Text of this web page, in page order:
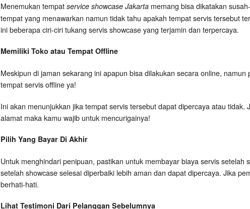
Menemukan tempat service showcase Jakarta memang bisa dikatakan
tempat yang menawarkan namun tidak tahu apakah tempat servis tersebut
ini beberapa ciri-ciri tukang servis showcase yang terjamin dan terpercaya.
Memiliki Toko atau Tempat Offline
Meskipun di jaman sekarang ini apapun bisa dilakukan secara online,
tempat servis offline ya!
Ini akan menunjukkan jika tempat servis tersebut dapat dipercaya atau
alamat maka kamu wajib untuk mencurigainya!
Pilih Yang Bayar Di Akhir
Untuk menghindari penipuan, pastikan untuk membayar biaya servis
setelah showcase selesai diperbaiki lebih aman dan dapat dipercaya. Jika
berhati-hati.
Lihat Testimoni Dari Pelanggan Sebelumnya